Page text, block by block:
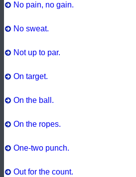
No pain, no gain.
No sweat.
Not up to par.
On target.
On the ball.
On the ropes.
One-two punch.
Out for the count.